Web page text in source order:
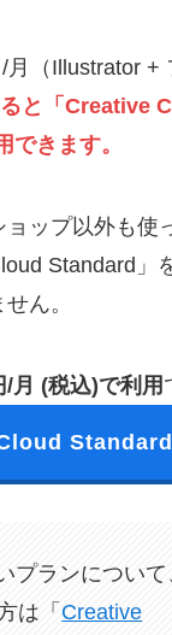
（Illustrator +
と「Creative
きます。
ョップ以外も使
Standard」
ん。
/月 (税込)で利用
Standard
プランについ
は「 Creative